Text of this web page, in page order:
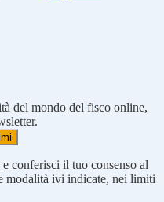
del mondo del fisco online,
conferisci il tuo consenso al
modalità ivi indicate, nei limiti